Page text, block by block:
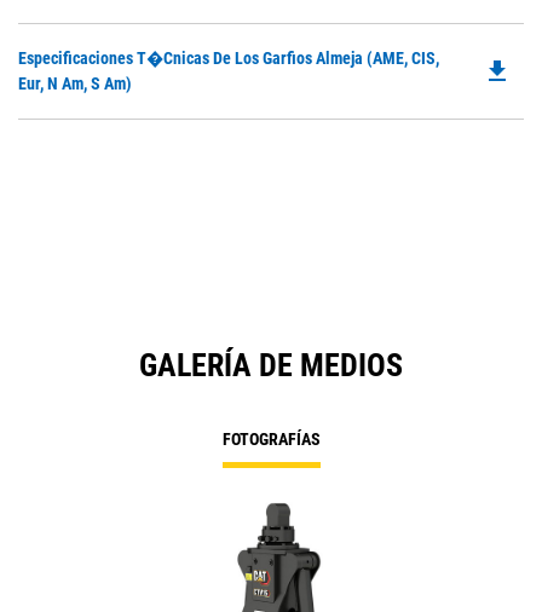
Especificaciones T�cnicas De Los Garfios Almeja (AME, CIS,
Eur, N Am, S Am)
file_download
GALERÍA DE MEDIOS
FOTOGRAFÍAS